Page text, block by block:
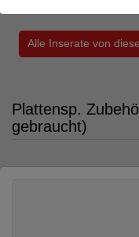
Alle Inserate von
Plattensp.
gebraucht)